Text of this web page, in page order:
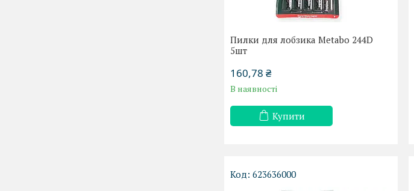
Пилки для лобзика Metabo 244D
5шт
160,78 ₴
В наявності
Купити
623636000